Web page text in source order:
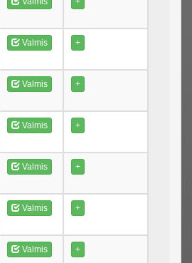
Valmis +
Valmis +
Valmis +
Valmis +
Valmis +
Valmis +